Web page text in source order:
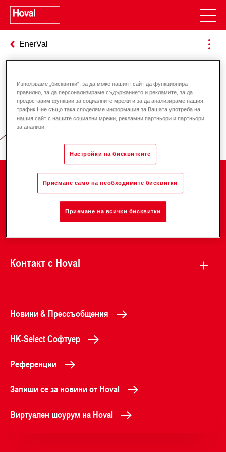
EnerVal
Отговорност за енергията и
околната среда
Компания
Контакт с Hoval
Новини & Прессъобщения
HK-Select Софтуер
Референции
Запиши се за новини от Hoval
Виртуален шоурум на Hoval
Използваме „бисквитки“, за да може нашият сайт да функционира
правилно, за да персонализираме съдържанието и рекламите, за да
предоставим функции за социалните мрежи и за да анализираме нашия
трафик.Ние също така споделяме информация за Вашата употреба на
нашия сайт с нашите социални мрежи, рекламни партньори и партньори
за анализи.
Настройки на бисквитките
Приемане само на необходимите бисквитки
Приемане на всички бисквитки